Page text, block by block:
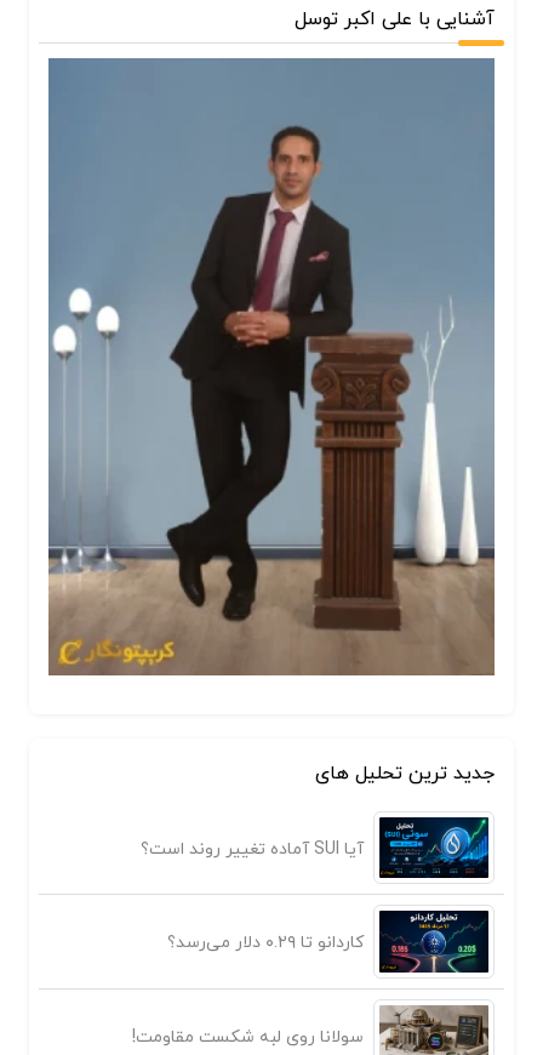
آشنایی با علی اکبر توسل
جدید ترین تحلیل های
آیا SUI آماده تغییر روند است؟
کاردانو تا ۰.۲۹ دلار می‌رسد؟
سولانا روی لبه شکست مقاومت!